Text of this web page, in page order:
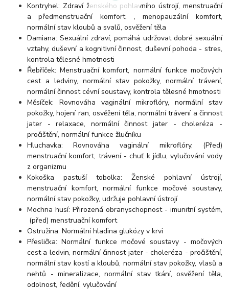
Kontryhel: Zdraví ženského pohlavního ústrojí, menstruační
a předmenstruační komfort, , menopauzální komfort,
normální stav kloubů a svalů, osvěžení těla
Damiana: Sexuální zdraví, pomáhá udržovat dobré sexuální
vztahy, duševní a kognitivní činnost, duševní pohoda - stres,
kontrola tělesné hmotnosti
Řebříček: Menstruační komfort, normální funkce močových
cest a ledviny, normální stav pokožky, normální trávení,
normální činnost cévní soustavy, kontrola tělesné hmotnosti
Měsíček: Rovnováha vaginální mikroflóry, normální stav
pokožky, hojení ran, osvěžení těla, normální trávení a činnost
jater - relaxace, normální činnost jater - choleréza -
pročištění, normální funkce žlučníku
Hluchavka: Rovnováha vaginální mikroflóry, (Před)
menstruační komfort, trávení - chuť k jídlu, vylučování vody
z organizmu
Kokoška pastuší tobolka: Ženské pohlavní ústrojí,
menstruační komfort, normální funkce močové soustavy,
normální stav pokožky, udržuje pohlavní ústrojí
Mochna husí: Přirozená obranyschopnost - imunitní systém,
(před) menstruační komfort
Ostružina: Normální hladina glukózy v krvi
Přeslička: Normální funkce močové soustavy - močových
cest a ledvin, normální činnost jater - choleréza - pročištění,
normální stav kostí a kloubů, normální stav pokožky, vlasů a
nehtů - mineralizace, normální stav tkání, osvěžení těla,
odolnost, ředění, vylučování